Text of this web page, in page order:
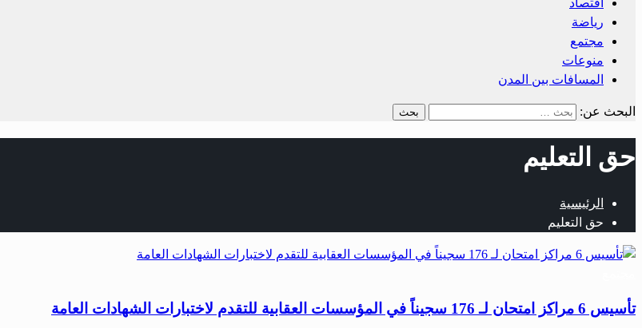
رياضة
مجتمع
منوعات
المسافات بين المدن
البحث عن:
حق التعليم
الرئيسية
حق التعليم
تأسيس 6 مراكز امتحان لـ 176 سجيناً في المؤسسات العقابية للتقدم لاختبارات الشهادات العامة